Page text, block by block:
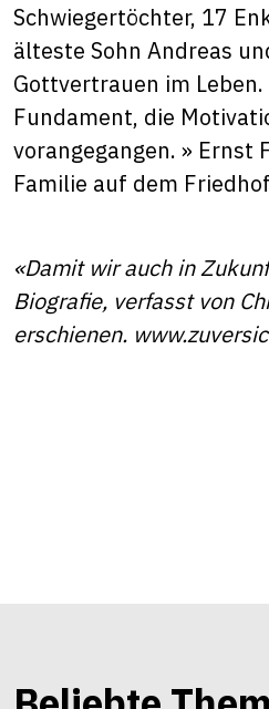
Schwiegertöchter, 17
älteste Sohn Andreas
Gottvertrauen im
Fundament, die
vorangegangen. » Ernst
Familie auf dem
«Damit wir auch in
Biografie, verfasst von
erschienen.